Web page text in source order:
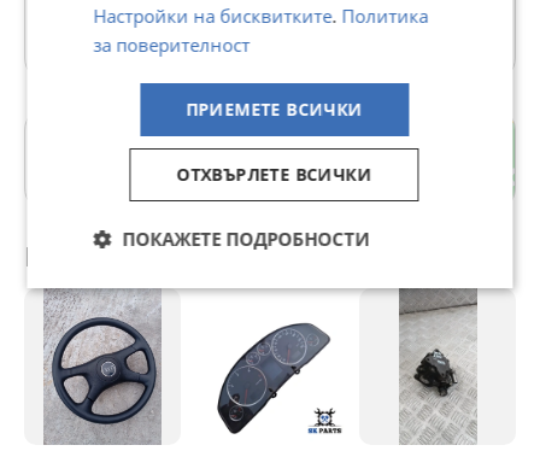
1413 Обяви
Мара Денчева
Препоръчани за теб
Настройки на бисквитките. Политика
за поверителност
ПРИЕМЕТЕ ВСИЧКИ
ОТХВЪРЛЕТЕ ВСИЧКИ
ПОКАЖЕТЕ ПОДРОБНОСТИ